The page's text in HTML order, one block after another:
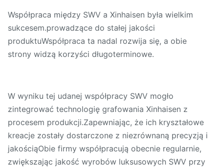
Współpraca między SWV a Xinhaisen była wielkim
sukcesem.prowadzące do stałej jakości
produktuWspółpraca ta nadal rozwija się, a obie
strony widzą korzyści długoterminowe.
W wyniku tej udanej współpracy SWV mogło
zintegrować technologię grafowania Xinhaisen z
procesem produkcji.Zapewniając, że ich kryształowe
kreacje zostały dostarczone z niezrównaną precyzją i
jakościąObie firmy współpracują obecnie regularnie,
zwiększając jakość wyrobów luksusowych SWV przy